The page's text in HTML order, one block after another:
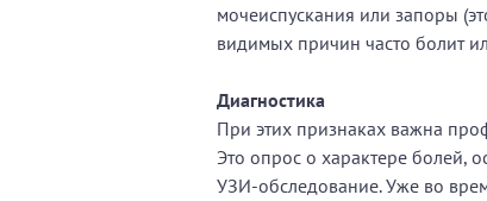
мочеиспускания или запоры
видимых причин часто болит
Диагностика
При этих признаках важна
Это опрос о характере болей,
УЗИ-обследование. Уже во